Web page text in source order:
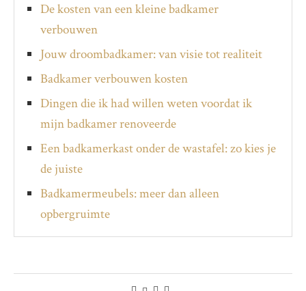
De kosten van een kleine badkamer
verbouwen
Jouw droombadkamer: van visie tot realiteit
Badkamer verbouwen kosten
Dingen die ik had willen weten voordat ik
mijn badkamer renoveerde
Een badkamerkast onder de wastafel: zo kies je
de juiste
Badkamermeubels: meer dan alleen
opbergruimte